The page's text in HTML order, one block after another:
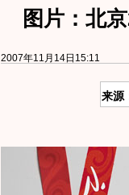
图片：北
2007年11月14日15:11
来源